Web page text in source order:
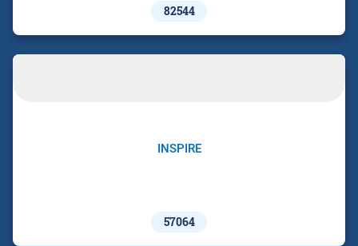
82544
INSPIRE
57064